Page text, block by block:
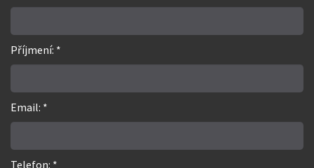
Příjmení: *
Email: *
Telefon: *